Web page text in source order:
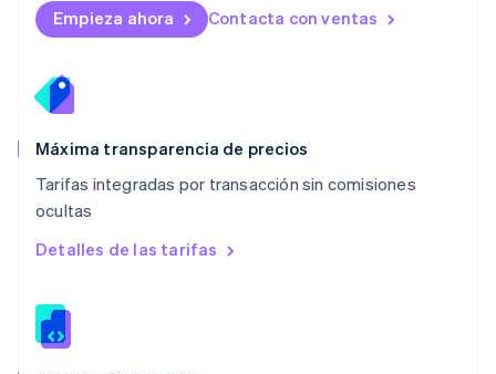
Empieza ahora Contacta con ventas
Máxima transparencia de precios
Tarifas integradas por transacción sin comisiones
ocultas
Detalles de las tarifas
English
México
Noruega
English
English
NederlandsEnglish
Polonia
English
RAE de Hong Kong, China
Reino Unido